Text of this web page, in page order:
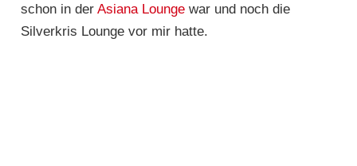
schon in der Asiana Loungewar und noch die
Silverkris Lounge vor mir hatte.